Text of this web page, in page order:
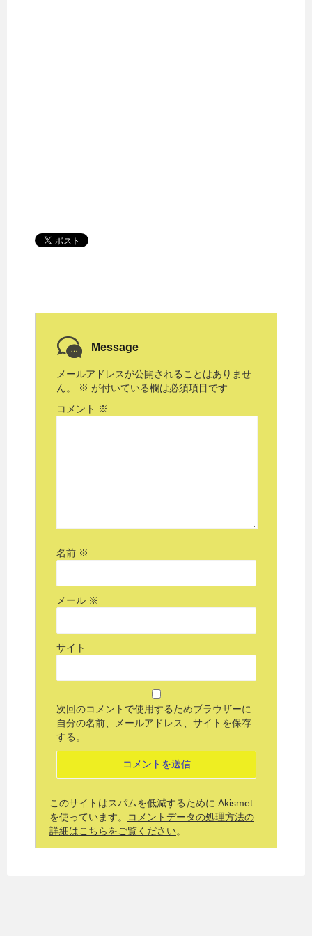
Message
メールアドレスが公開されることはありませ
ん。
※ が付いている欄は必須項目です
コメント ※
名前 ※
メール ※
サイト
次回のコメントで使用するためブラウザーに
自分の名前、メールアドレス、サイトを保存
する。
このサイトはスパムを低減するために Akismet
を使っています。
コメントデータの処理方法の
詳細はこちらをご覧ください。